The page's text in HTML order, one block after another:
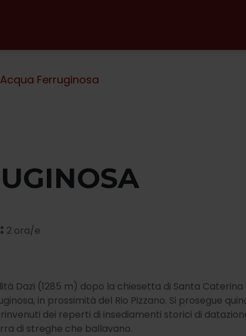
Acqua Ferruginosa
2 ora/e
Dazi (1285 m) dopo la chiesetta di Santa
in prossimità del Rio Pizzano. Si prosegue
dei reperti di insediamenti storici di
di streghe che ballavano.